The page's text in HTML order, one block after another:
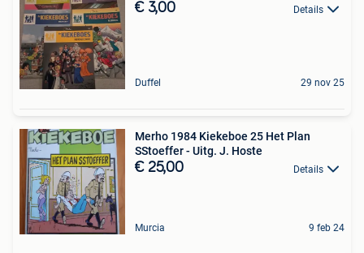
€ 3,00 Details
Duffel 29 nov 25
Merho 1984 Kiekeboe 25 Het Plan
SStoeffer - Uitg. J. Hoste
€ 25,00 Details
Murcia 9 feb 24